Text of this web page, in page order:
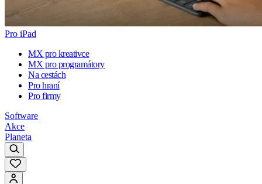
Pro iPad
MX pro kreativce
MX pro programátory
Na cestách
Pro hraní
Pro firmy
Software
Akce
Planeta